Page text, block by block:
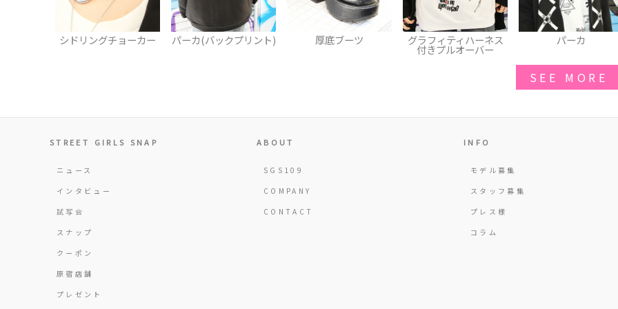
パーカ(バックプリント) 厚底ブーツ グラフィティハーネス
付きプルオーバー
パーカ レースアップスキニー
SEE MORE
STREET GIRLS SNAP
ニュース
インタビュー
試写会
スナップ
クーポン
原宿店舗
プレゼント
ABOUT
SGS109
COMPANY
CONTACT
INFO
モデル募集
スタッフ募集
プレス様
コラム